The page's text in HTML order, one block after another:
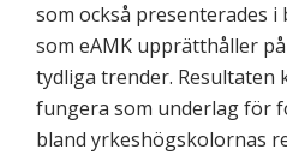
som också presenterades i
som eAMK upprätthåller
tydliga trender. Resultaten
fungera som underlag för
bland yrkeshögskolornas